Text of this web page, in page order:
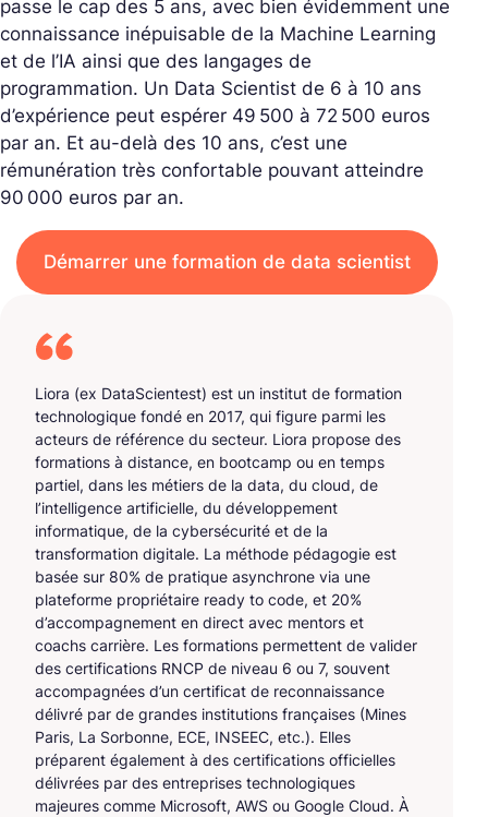
passe le cap des 5 ans, avec bien évidemment une
connaissance inépuisable de la Machine Learning
et de l’IA ainsi que des langages de
programmation. Un Data Scientist de 6 à 10 ans
d’expérience peut espérer 49 500 à 72 500 euros
par an. Et au-delà des 10 ans, c’est une
rémunération très confortable pouvant atteindre
90 000 euros par an.
Démarrer une formation de data scientist
Liora (ex DataScientest) est un institut de formation
technologique fondé en 2017, qui figure parmi les
acteurs de référence du secteur. Liora propose des
formations à distance, en bootcamp ou en temps
partiel, dans les métiers de la data, du cloud, de
l’intelligence artificielle, du développement
informatique, de la cybersécurité et de la
transformation digitale. La méthode pédagogie est
basée sur 80% de pratique asynchrone via une
plateforme propriétaire ready to code, et 20%
d’accompagnement en direct avec mentors et
coachs carrière. Les formations permettent de valider
des certifications RNCP de niveau 6 ou 7, souvent
accompagnées d’un certificat de reconnaissance
délivré par de grandes institutions françaises (Mines
Paris, La Sorbonne, ECE, INSEEC, etc.). Elles
préparent également à des certifications officielles
délivrées par des entreprises technologiques
majeures comme Microsoft, AWS ou Google Cloud. À